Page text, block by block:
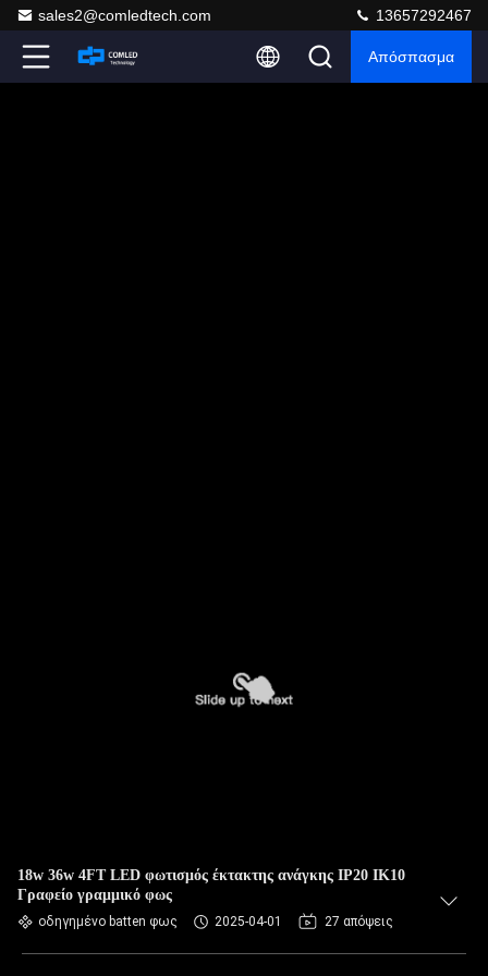
sales2@comledtech.com 13657292467
Απόσπασμα
18w 36w 4FT LED φωτισμός έκτακτης ανάγκης IP20 IK10
Γραφείο γραμμικό φως
οδηγημένο batten φως 2025-04-01 27 απόψεις